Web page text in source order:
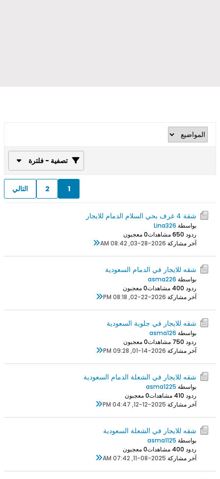
تصفية - فلترة
1
2 التالي
شقة 4 غرف بحي السلام الدمام للايجار
بواسطة Lina326
ردود 0
65 مشاهدات
0 معجبون
آخر مشاركة 03-28-2026, 08:42 AM
شقه للايجار في الدمام السعودية
بواسطة asma226
ردود 0
40 مشاهدات
0 معجبون
آخر مشاركة 02-22-2026, 08:18 PM
شقه للايجار في جلوية السعودية
بواسطة asma126
ردود 0
75 مشاهدات
0 معجبون
آخر مشاركة 01-14-2026, 09:28 PM
شقه للايجار في الشعلة الدمام السعودية
بواسطة asma1225
ردود 0
41 مشاهدات
0 معجبون
آخر مشاركة 12-12-2025, 04:47 PM
شقه للايجار في الشعلة السعودية
بواسطة asma1125
ردود 0
40 مشاهدات
0 معجبون
آخر مشاركة 11-08-2025, 07:42 AM